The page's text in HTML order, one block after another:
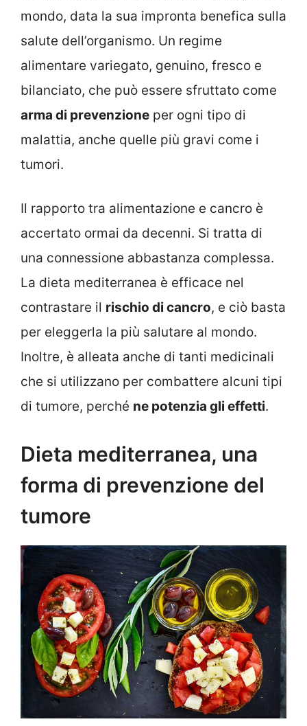
mondo, data la sua impronta benefica sulla
salute dell’organismo. Un regime
alimentare variegato, genuino, fresco e
bilanciato, che può essere sfruttato come
arma di prevenzione per ogni tipo di
malattia, anche quelle più gravi come i
tumori.
Il rapporto tra alimentazione e cancro è
accertato ormai da decenni. Si tratta di
una connessione abbastanza complessa.
La dieta mediterranea è efficace nel
contrastare il rischio di cancro, e ciò basta
per eleggerla la più salutare al mondo.
Inoltre, è alleata anche di tanti medicinali
che si utilizzano per combattere alcuni tipi
di tumore, perché ne potenzia gli effetti.
Dieta mediterranea, una
forma di prevenzione del
tumore